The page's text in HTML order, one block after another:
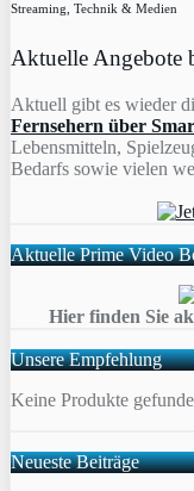
Streaming, Technik & Medien
Aktuelle Angebote
Aktuell gibt es wieder
Fernsehern über
Lebensmitteln,
Bedarfs sowie vielen
Aktuelle Prime Video
Hier finden Sie
Unsere Empfehlung
Keine Produkte
Neueste Beiträge